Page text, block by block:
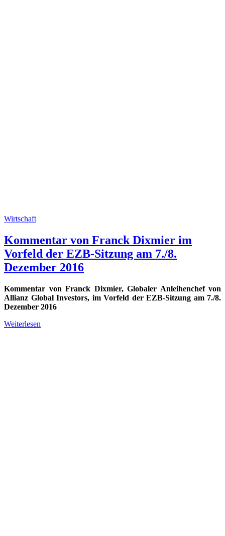
Wirtschaft
Kommentar von Franck Dixmier im
Vorfeld der EZB-Sitzung am 7./8.
Dezember 2016
Kommentar von Franck Dixmier, Globaler Anleihenchef von
Allianz Global Investors, im Vorfeld der EZB-Sitzung am 7./8.
Dezember 2016
Weiterlesen